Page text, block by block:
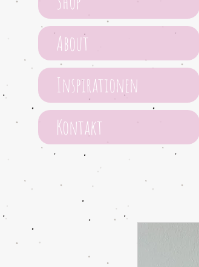
About
Inspirationen
Kontakt